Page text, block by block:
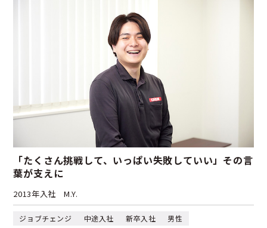
「たくさん挑戦して、いっぱい失敗していい」その言
葉が支えに
2013年入社 M.Y.
ジョブチェンジ 中途入社 新卒入社 男性